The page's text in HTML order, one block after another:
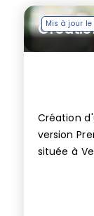
Mis à jour
Création
version
située à